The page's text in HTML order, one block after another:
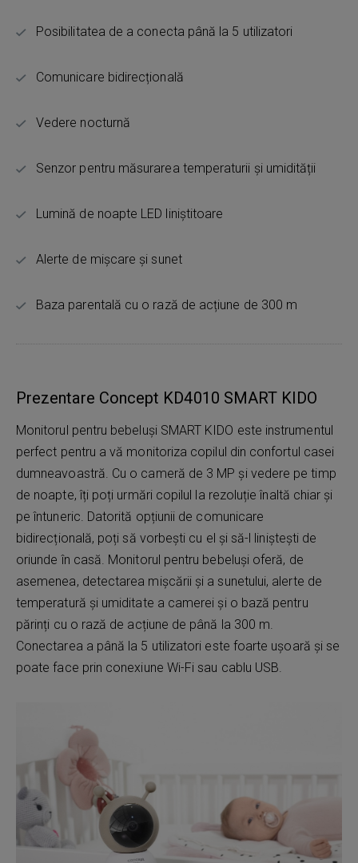
Posibilitatea de a conecta până la 5 utilizatori
Comunicare bidirecțională
Vedere nocturnă
Senzor pentru măsurarea temperaturii și umidității
Lumină de noapte LED liniștitoare
Alerte de mișcare și sunet
Baza parentală cu o rază de acțiune de 300 m
Prezentare Concept KD4010 SMART KIDO
Monitorul pentru bebeluși SMART KIDO este instrumentul
perfect pentru a vă monitoriza copilul din confortul casei
dumneavoastră. Cu o cameră de 3 MP și vedere pe timp
de noapte, îți poți urmări copilul la rezoluție înaltă chiar și
pe întuneric. Datorită opțiunii de comunicare
bidirecțională, poți să vorbești cu el și să-l liniștești de
oriunde în casă. Monitorul pentru bebeluși oferă, de
asemenea, detectarea mișcării și a sunetului, alerte de
temperatură și umiditate a camerei și o bază pentru
părinți cu o rază de acțiune de până la 300 m.
Conectarea a până la 5 utilizatori este foarte ușoară și se
poate face prin conexiune Wi-Fi sau cablu USB.